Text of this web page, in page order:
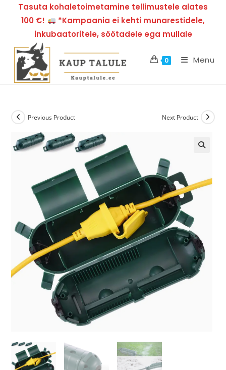
Tasuta kohaletoimetamine tellimustele alates
100 €!
*Kampaania ei kehti munarestidele,
inkubaatoritele, söötadele ega mullale
0 Menu
Previous Product Next Product